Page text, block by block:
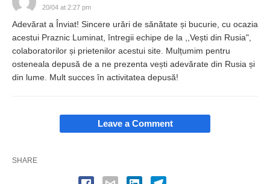
20/04 at 2:27 pm
Adevărat a Înviat! Sincere urări de sănătate și bucurie, cu ocazia
acestui Praznic Luminat, întregii echipe de la ,,Vești din Rusia",
colaboratorilor și prietenilor acestui site. Mulțumim pentru
osteneala depusă de a ne prezenta vești adevărate din Rusia și
din lume. Mult succes în activitatea depusă!
Leave a Comment
SHARE